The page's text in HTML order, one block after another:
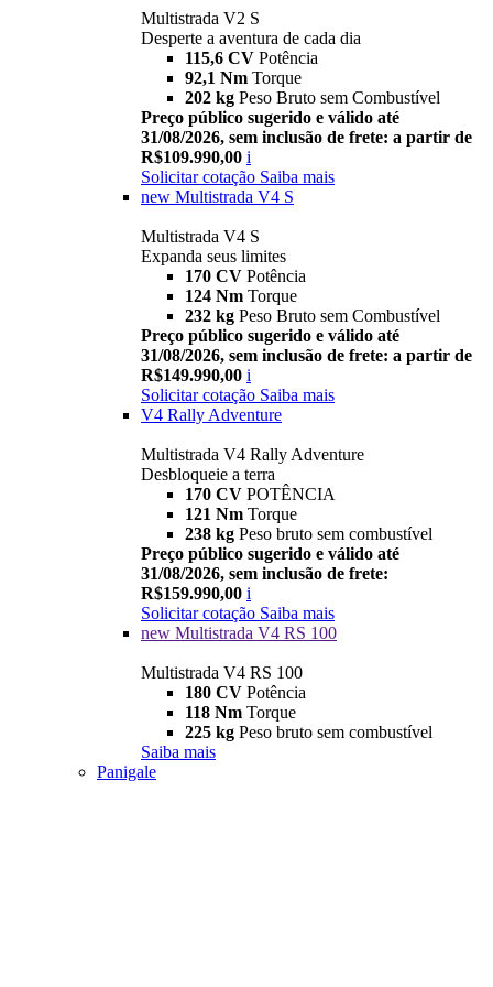
Multistrada V2 S
Desperte a aventura de cada dia
115,6 CV Potência
92,1 Nm Torque
202 kg Peso Bruto sem Combustível
Preço público sugerido e válido até
31/08/2026, sem inclusão de frete: a partir de
R$109.990,00 i
Solicitar cotação Saiba mais
new Multistrada V4 S
Multistrada V4 S
Expanda seus limites
170 CV Potência
124 Nm Torque
232 kg Peso Bruto sem Combustível
Preço público sugerido e válido até
31/08/2026, sem inclusão de frete: a partir de
R$149.990,00 i
Solicitar cotação Saiba mais
V4 Rally Adventure
Multistrada V4 Rally Adventure
Desbloqueie a terra
170 CV POTÊNCIA
121 Nm Torque
238 kg Peso bruto sem combustível
Preço público sugerido e válido até
31/08/2026, sem inclusão de frete:
R$159.990,00 i
Solicitar cotação Saiba mais
new Multistrada V4 RS 100
Multistrada V4 RS 100
180 CV Potência
118 Nm Torque
225 kg Peso bruto sem combustível
Saiba mais
Panigale